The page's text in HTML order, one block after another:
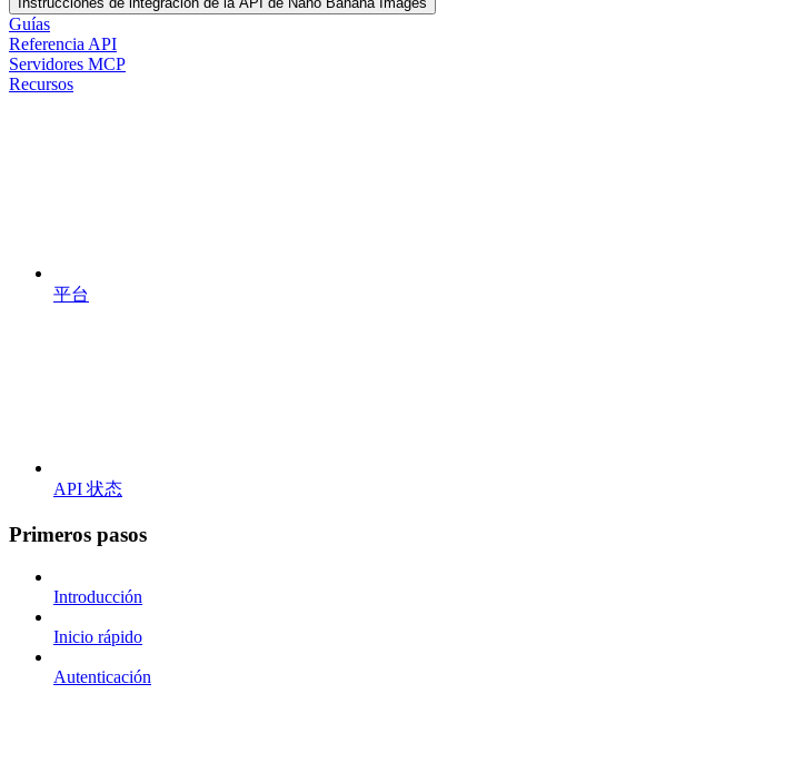
Guías
Referencia API
Servidores MCP
Recursos
平台
API 状态
Primeros pasos
Introducción
Inicio rápido
Autenticación